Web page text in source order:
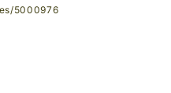
5000976